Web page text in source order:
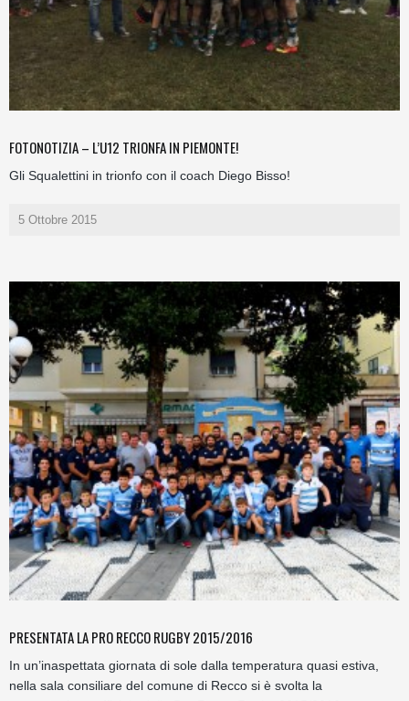
FOTONOTIZIA – L’U12 TRIONFA IN PIEMONTE!
Gli Squalettini in trionfo con il coach Diego Bisso!
5 Ottobre 2015
PRESENTATA LA PRO RECCO RUGBY 2015/2016
In un’inaspettata giornata di sole dalla temperatura quasi estiva,
nella sala consiliare del comune di Recco si è svolta la